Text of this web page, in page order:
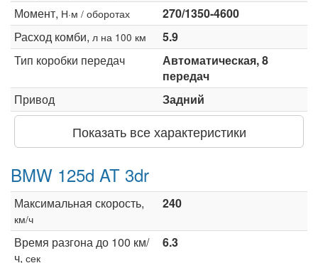
Момент, Н·м / оборотах
270/1350-4600
Расход комби, л на 100 км
5.9
Тип коробки передач
Автоматическая, 8
передач
Привод
Задний
Показать все характеристики
BMW 125d AT 3dr
Максимальная скорость,
км/ч
240
Время разгона до 100 км/
ч, сек
6.3